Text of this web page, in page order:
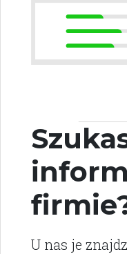
U nas je